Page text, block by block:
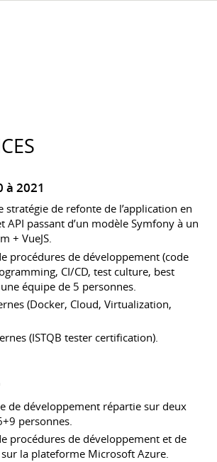
à 2021
stratégie de refonte de l’application en
API passant d’un modèle Symfony à un
+ VueJS.
procédures de développement (code
CI/CD, test culture, best
équipe de 5 personnes.
(Docker, Cloud, Virtualization,
(ISTQB tester certification).
de développement répartie sur deux
personnes.
procédures de développement et de
la plateforme Microsoft Azure.